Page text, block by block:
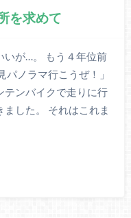
を求めて
いが…。 もう４年位前
ノラマ行こうぜ！」
テンバイクで走りに行
した。 それはこれま